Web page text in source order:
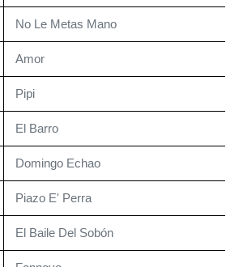
No Le Metas Mano
Amor
Pipi
El Barro
Domingo Echao
Piazo E' Perra
El Baile Del Sobón